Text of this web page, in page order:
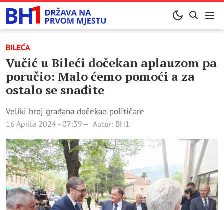
BILEĆA
Vučić u Bileći dočekan aplauzom pa
poručio: Malo ćemo pomoći a za
ostalo se snađite
Veliki broj građana dočekao političare
16 Aprila 2024 - 07:39 Autor: BH1